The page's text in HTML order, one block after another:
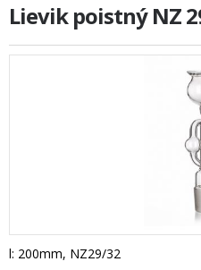
Lievik poistný NZ
l: 200mm, NZ29/32